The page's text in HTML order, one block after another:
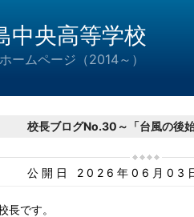
中央高等学校
ームページ（2014～）
校長ブログNo.30～「台風の後
公開日 2026年06月03
長です。